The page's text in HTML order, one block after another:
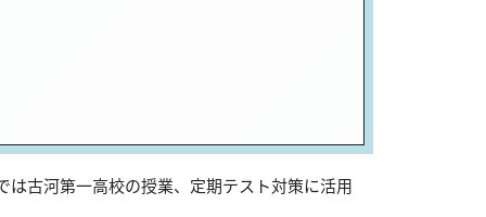
古河第一高校の授業、定期テスト対策に活用